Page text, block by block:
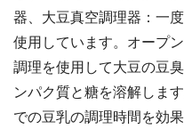
器、大豆真空調理器：一
使用しています。オープ
調理を使用して大豆の豆
ンパク質と糖を溶解しま
での豆乳の調理時間を効